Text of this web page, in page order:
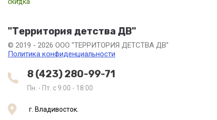
"Территория детства ДВ"
© 2019 - 2026 ООО "ТЕРРИТОРИЯ ДЕТСТВА ДВ"
Политика конфиденциальности
8 (423) 280-99-71
Пн. - Пт. с 9:00 - 18:00
г. Владивосток.